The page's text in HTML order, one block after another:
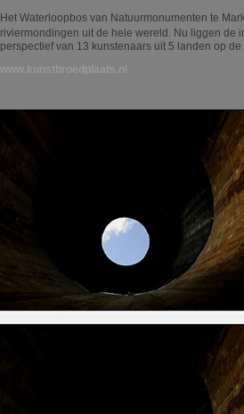
Het Waterloopbos van Natuurmonumenten te
riviermondingen uit de hele wereld. Nu liggen
perspectief van 13 kunstenaars uit 5 landen op
www.kunstbroedplaats.nl